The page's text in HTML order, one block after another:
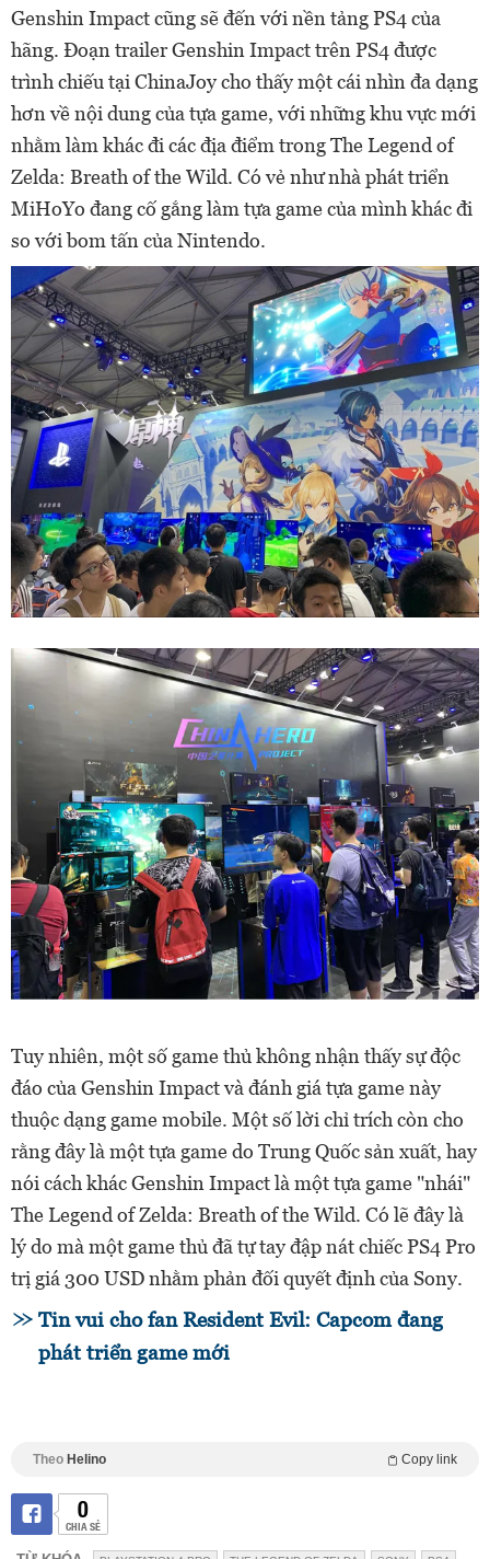
Genshin Impact cũng sẽ đến với nền tảng PS4 của
hãng. Đoạn trailer Genshin Impact trên PS4 được
trình chiếu tại ChinaJoy cho thấy một cái nhìn đa dạng
hơn về nội dung của tựa game, với những khu vực mới
nhằm làm khác đi các địa điểm trong The Legend of
Zelda: Breath of the Wild. Có vẻ như nhà phát triển
MiHoYo đang cố gắng làm tựa game của mình khác đi
so với bom tấn của Nintendo.
Tuy nhiên, một số game thủ không nhận thấy sự độc
đáo của Genshin Impact và đánh giá tựa game này
thuộc dạng game mobile. Một số lời chỉ trích còn cho
rằng đây là một tựa game do Trung Quốc sản xuất, hay
nói cách khác Genshin Impact là một tựa game "nhái"
The Legend of Zelda: Breath of the Wild. Có lẽ đây là
lý do mà một game thủ đã tự tay đập nát chiếc PS4 Pro
trị giá 300 USD nhằm phản đối quyết định của Sony.
Tin vui cho fan Resident Evil: Capcom đang
phát triển game mới
Theo Helino Copy link
0
CHIA SẺ